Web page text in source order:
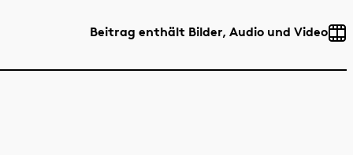
Beitrag enthält Bilder, Audio und Video